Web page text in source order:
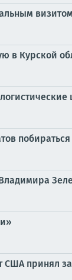
в Курской
принял